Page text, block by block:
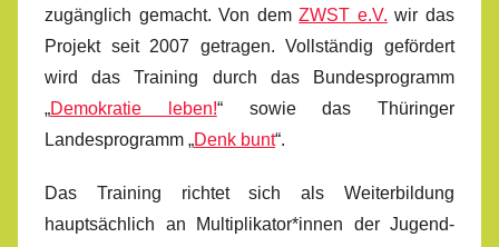
zugänglich gemacht. Von demZWST e.V. wir das
Projekt seit 2007 getragen. Vollständig gefördert
wird das Training durch das Bundesprogramm
„Demokratie leben!“ sowie das Thüringer
Landesprogramm „Denk bunt“.
Das Training richtet sich als Weiterbildung
hauptsächlich an Multiplikator*innen der Jugend-